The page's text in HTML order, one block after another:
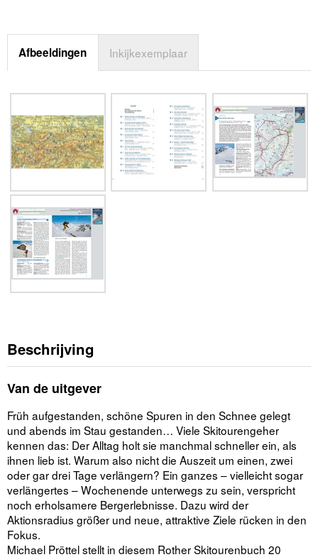
Afbeeldingen Inkijkexemplaar
Beschrijving
Van de uitgever
Früh aufgestanden, schöne Spuren in den Schnee gelegt
und abends im Stau gestanden… Viele Skitourengeher
kennen das: Der Alltag holt sie manchmal schneller ein, als
ihnen lieb ist. Warum also nicht die Auszeit um einen, zwei
oder gar drei Tage verlängern? Ein ganzes – vielleicht sogar
verlängertes – Wochenende unterwegs zu sein, verspricht
noch erholsamere Bergerlebnisse. Dazu wird der
Aktionsradius größer und neue, attraktive Ziele rücken in den
Fokus.
Michael Pröttel stellt in diesem Rother Skitourenbuch 20